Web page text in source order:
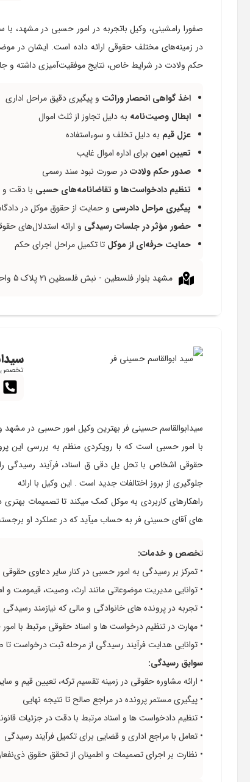
صفورا رامشینی، وکیل باتجربه در امور حسبی در
در زمینه‌های مختلف حقوقی ارائه داده است. ایشان در
حکم ولادت در شرایط خاص، نتایج موفقیت‌آمیزی داشته و
اخذ گواهی انحصار وراثت و پیگیری دقیق مراحل اداری
ابطال وصیت‌نامه به دلیل تجاوز از ثلث اموال
عزل قیم به دلیل تخلف و سوءاستفاده
تعیین امین برای اداره اموال غایب
صدور حکم ولادتدر صورت نبود سند رسمی
تنظیم دادخواست‌ها و تقاضانامه‌های حسبی با دقت و
پیگیری مراحل دادرسی و حمایت از حقوق موکل در
حضور مؤثر در جلسات رسیدگی و ارائه استدلال‌های
حمایت حرفه‌ای از موکل تا تکمیل مراحل اجرای حکم
مشهد بلوار فلسطین - نبش فلسطین ۲۱ پلاک ۵ واحد ۱
تخصص:
سیدابوالقاسم حسینی فر بهترین وکیل امور حسبی در مشهد
با امور حسبی است که با رویکردی منظم به بررسی این
حقوقی اشخاص با تحل یل دقی ق اسناد، فرآیند رسیدگی
جلوگیری از بروز اختالفات جدید است . این وکیل با ارائه
راهکارهای کاربردی به موکل کمک میکند تا تصمیمات
های آقای حسینی فر به حساب میآید که در عملکرد او
تخصص و خدمات:
• تمرکز بر رسیدگی به امور حسبی در کنار سایر دعاوی
• توانایی مدیریت موضوعاتی مانند ارث، وصیت، قیمومت و
• تجربه در پرونده های خانوادگی و مالی که نیازمند
• مهارت در تنظیم درخواست ها و اسناد حقوقی مرتبط با
• توانایی هدایت فرآیند رسیدگی از مرحله ثبت درخواست
سوابق رسیدگی:
• ارائه مشاوره حقوقی در زمینه تقسیم ترکه، تعیین قیم و
• پیگیری مستمر پرونده در مراجع صالح تا نتیجه نهایی
• تنظیم دادخواست ها و اسناد مرتبط با دقت در جزئیات
• تعامل با مراجع اداری و قضایی برای تکمیل فرآیند رسیدگی
• نظارت بر اجرای تصمیمات و اطمینان از تحقق حقوق